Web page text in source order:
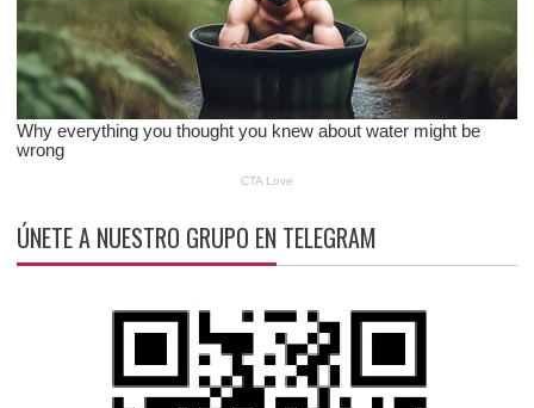
ÚNETE A NUESTRO GRUPO EN TELEGRAM